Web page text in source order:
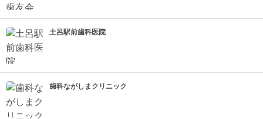
土呂駅前歯科医院
歯科ながしまクリニック